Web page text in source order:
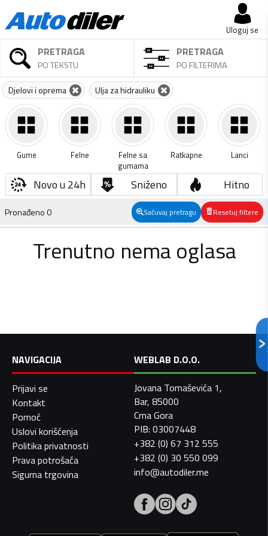
Uloguj se
PRETRAGA
PO TEKSTU
PRETRAGA
PO FILTERIMA
Djelovi i oprema Ulja za hidrauliku
Gume Felne
Felne sa
gumama
Ratkapne Lanci
Novo u 24h Sniženo Hitno
Pronađeno0 Sačuvaj pretragu Resetuj filtere
Trenutno nema oglasa
NAVIGACIJA
Prijavi se
Kontakt
Pomoć
Uslovi korišćenja
Politika privatnosti
Prava potrošača
Sigurna trgovina
WEBLAB D.O.O.
Jovana Tomaševića 1,
Bar, 85000
Crna Gora
PIB: 03007448
+382 (0) 67 312 555
+382 (0) 30 550 099
info@autodiler.me